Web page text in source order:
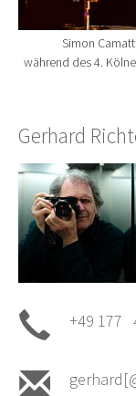
Simon
während des 4.
Gerhard
+49 177